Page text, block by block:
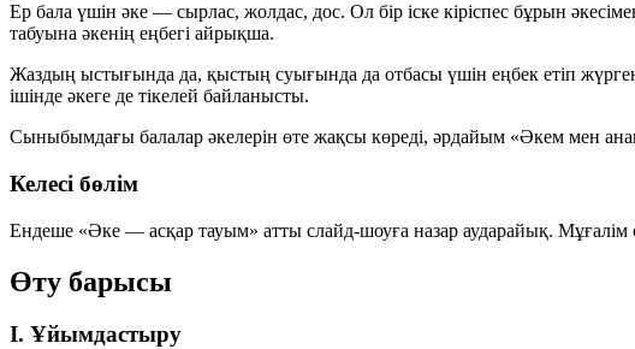
Ер бала үшін әке — сырлас, жолдас, дос. Ол бір іске кіріспес бұрын
табуына әкенің еңбегі айрықша.
Жаздың ыстығында да, қыстың суығында да отбасы үшін еңбек етіп
ішінде әкеге де тікелей байланысты.
Сыныбымдағы балалар әкелерін өте жақсы көреді, әрдайым «Әкем мен
Келесі бөлім
Ендеше «Әке — асқар тауым» атты слайд-шоуға назар аударайық.
Өту барысы
I. Ұйымдастыру